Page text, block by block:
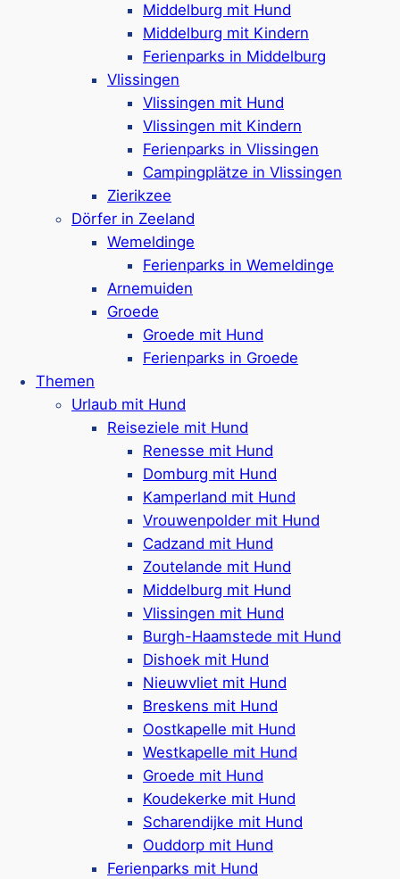
Middelburg mit Hund
Middelburg mit Kindern
Ferienparks in Middelburg
Vlissingen
Vlissingen mit Hund
Vlissingen mit Kindern
Ferienparks in Vlissingen
Campingplätze in Vlissingen
Zierikzee
Dörfer in Zeeland
Wemeldinge
Ferienparks in Wemeldinge
Arnemuiden
Groede
Groede mit Hund
Ferienparks in Groede
Themen
Urlaub mit Hund
Reiseziele mit Hund
Renesse mit Hund
Domburg mit Hund
Kamperland mit Hund
Vrouwenpolder mit Hund
Cadzand mit Hund
Zoutelande mit Hund
Middelburg mit Hund
Vlissingen mit Hund
Burgh-Haamstede mit Hund
Dishoek mit Hund
Nieuwvliet mit Hund
Breskens mit Hund
Oostkapelle mit Hund
Westkapelle mit Hund
Groede mit Hund
Koudekerke mit Hund
Scharendijke mit Hund
Ouddorp mit Hund
Ferienparks mit Hund
Noordzee Rèsidence De Banjaard
Ferienpark inKamperland
Ferienvillen & Lodgen für 2-8 Personen
Haustierfreie & haustierfreundliche
Unterkünfte
Einige Häuser mit Sauna
Hallenbad, Spielplatz, Trampolin
Minigolf, Sport- & Spielfelder,
Freizeitprogramm
Mit Fahrradverleih & Bistro
Besondere Betreuung:Feriendialyse
300 Meter bis zum Strand
Google Rezensionen:
Bewertungen)
Mehr ansehen*
Noordzee Résidence Cadzand-Bad
Ferienpark inCadzand-Bad
Ferienvillen für 2-9 Personen
Haustierfreie & haustierfreundliche
Unterkünfte
Einige Häuser mit Sauna
Häuser am Wasser mit Bootssteg
Spielplatz & Kids Club
Sportfelder & Minigolf, Indoor-Tennisplatz
Restaurant & Fahrradverleih
600 Meter bis zum Strand
Google Rezensionen:4,3/5 Sterne
Bewertungen)